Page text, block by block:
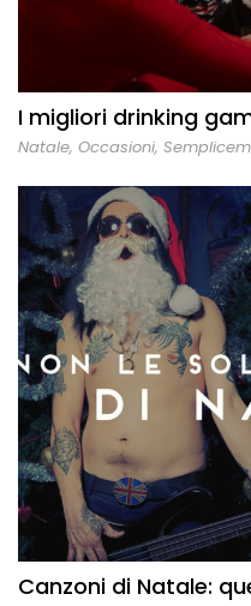
I migliori drinking
Natale, Occasioni,
Canzoni di Natale: